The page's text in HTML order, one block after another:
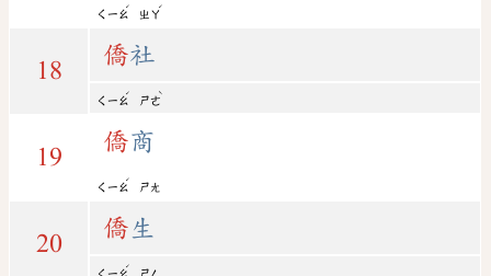
ㄑㄧㄠ
ˊ
ㄓㄚ
ˊ
18
僑社
ㄑㄧㄠ
ˊ
ㄕㄜ
ˋ
19
僑商
ㄑㄧㄠ
ˊ
ㄕㄤ
20
僑 生
ˊ